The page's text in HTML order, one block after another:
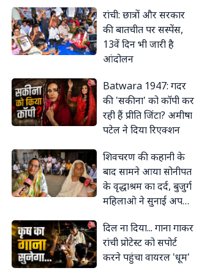
रांची: छात्रों और सरकार
की बातचीत पर सस्पेंस,
13वें दिन भी जारी है
आंदोलन
Batwara 1947: गदर
की 'सकीना' को कॉपी कर
रही हैं प्रीति जिंटा? अमीषा
पटेल ने दिया रिएक्शन
शिवचरण की कहानी के
बाद सामने आया सोनीपत
के वृद्धाश्रम का दर्द, बुजुर्ग
महिलाओ ने सुनाई अपनों
दिल ना दिया... गाना गाकर
रांची प्रोटेस्ट को सपोर्ट
करने पहुंचा वायरल 'धूम'